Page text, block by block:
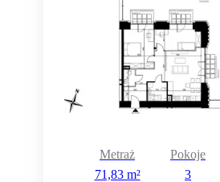
Metraż
71,83 m²
Pokoje
3